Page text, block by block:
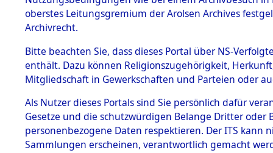
BESTÄNDE
1.
mente
5. Verschiedenes
5.3
Todesmärsche
oberstes Leitungsgremium der Arolsen Archives
Archivrecht.
Bitte beachten Sie, dass dieses Portal über NS-
enthält. Dazu können Religionszugehörigkeit,
Mitgliedschaft in Gewerkschaften und Parteien oder
Als Nutzer dieses Portals sind Sie persönlich dafür
Gesetze und die schutzwürdigen Belange Dritter
personenbezogene Daten respektieren. Der ITS
Sammlungen erscheinen, verantwortlich gemacht